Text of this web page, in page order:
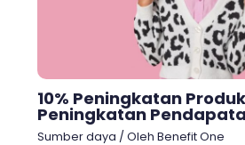
10% Peningkatan
Peningkatan
Sumber daya / Oleh Benefit One